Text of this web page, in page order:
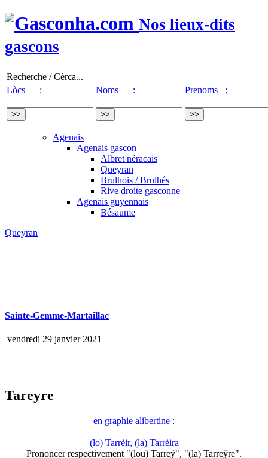
Nos lieux-dits
gascons
Recherche / Cèrca...
Lòcs :
Noms : Prenoms :
Agenais
Agenais gascon
Albret néracais
Queyran
Brulhois / Brulhés
Rive droite gasconne
Agenais guyennais
Bésaume
Queyran
Sainte-Gemme-Martaillac
vendredi 29 janvier 2021
Tareyre
en graphie alibertine :
(lo) Tarrèir, (la) Tarrèira
Prononcer respectivement "(lou) Tarreÿ", "(la) Tarreÿre".